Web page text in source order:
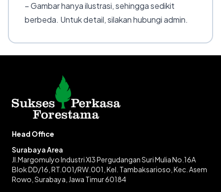
– Gambar hanya ilustrasi, sehingga sedikit
berbeda. Untuk detail, silakan hubungi admin.
Head Office
Surabaya Area
Jl.Margomulyo Industri XI3 Pergudangan Suri Mulia No.16A
Blok DD/16, RT.001/RW.001, Kel. Tambaksarioso, Kec. Asem
Rowo, Surabaya, Jawa Timur 60184